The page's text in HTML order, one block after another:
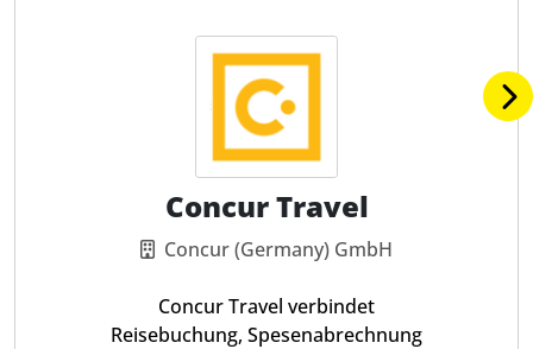
Concur Travel
Concur (Germany) GmbH
Concur Travel verbindet
Reisebuchung, Spesenabrechnung